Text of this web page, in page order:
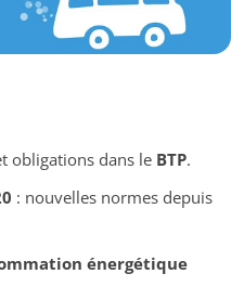
obligations dans le BTP.
: nouvelles normes depuis
énergétique